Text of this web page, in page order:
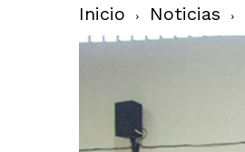
Inicio Noticias